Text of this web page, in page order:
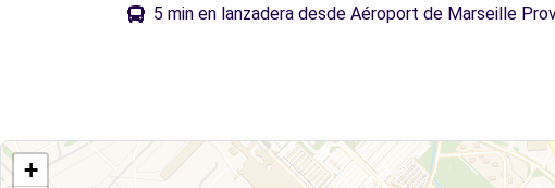
5 min en lanzadera desde Aéroport de Marseille
+